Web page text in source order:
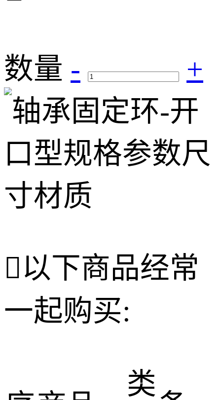
数量 - +
以下商品经常
一起购买:
类